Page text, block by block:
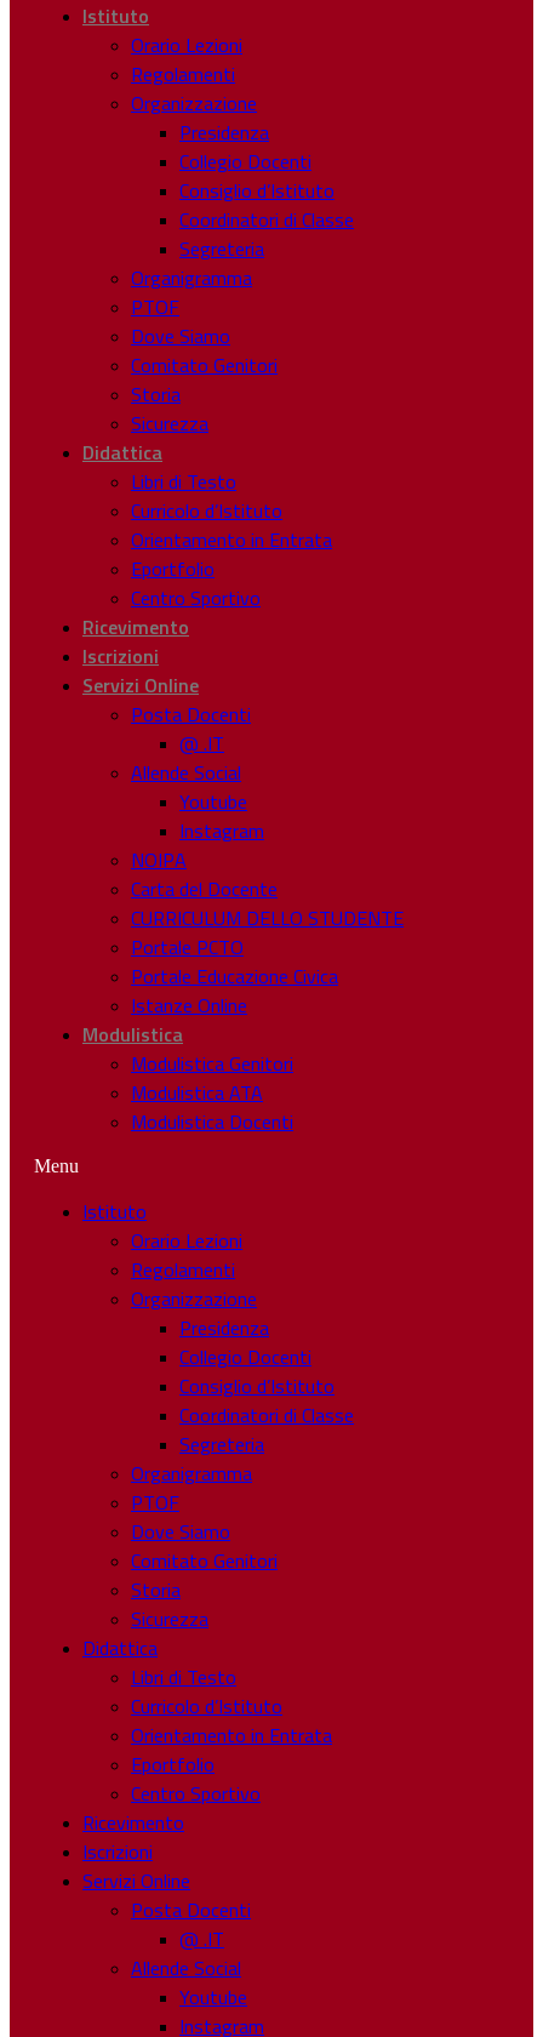
Istituto
Orario Lezioni
Regolamenti
Organizzazione
Presidenza
Collegio Docenti
Consiglio d’Istituto
Coordinatori di Classe
Segreteria
Organigramma
PTOF
Dove Siamo
Comitato Genitori
Storia
Sicurezza
Didattica
Libri di Testo
Curricolo d’Istituto
Orientamento in Entrata
Eportfolio
Centro Sportivo
Ricevimento
Iscrizioni
Servizi Online
Posta Docenti
@ .IT
Allende Social
Youtube
Instagram
NOIPA
Carta del Docente
CURRICULUM DELLO STUDENTE
Portale PCTO
Portale Educazione Civica
Istanze Online
Modulistica
Modulistica Genitori
Modulistica ATA
Modulistica Docenti
Menu
Istituto
Orario Lezioni
Regolamenti
Organizzazione
Presidenza
Collegio Docenti
Consiglio d’Istituto
Coordinatori di Classe
Segreteria
Organigramma
PTOF
Dove Siamo
Comitato Genitori
Storia
Sicurezza
Didattica
Libri di Testo
Curricolo d’Istituto
Orientamento in Entrata
Eportfolio
Centro Sportivo
Ricevimento
Iscrizioni
Servizi Online
Posta Docenti
@ .IT
Allende Social
Youtube
Instagram